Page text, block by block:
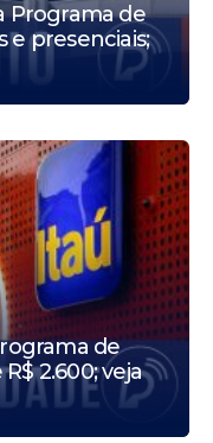
Programa de
e presenciais;
de
2.600; veja